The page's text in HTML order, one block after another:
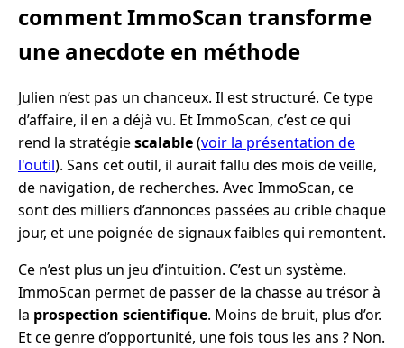
comment ImmoScan transforme
une anecdote en méthode
Julien n’est pas un chanceux. Il est structuré. Ce type
d’affaire, il en a déjà vu. Et ImmoScan, c’est ce qui
rend la stratégiescalable(voir la présentation de
l'outil). Sans cet outil, il aurait fallu des mois de veille,
de navigation, de recherches. Avec ImmoScan, ce
sont des milliers d’annonces passées au crible chaque
jour, et une poignée de signaux faibles qui remontent.
Ce n’est plus un jeu d’intuition. C’est un système.
ImmoScan permet de passer de la chasse au trésor à
la prospection scientifique. Moins de bruit, plus d’or.
Et ce genre d’opportunité, une fois tous les ans ? Non.